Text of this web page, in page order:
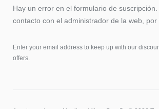
Hay un error en el formulario de suscripción.
contacto con el administrador de la web, por
Enter your email address to keep up with our
offers.